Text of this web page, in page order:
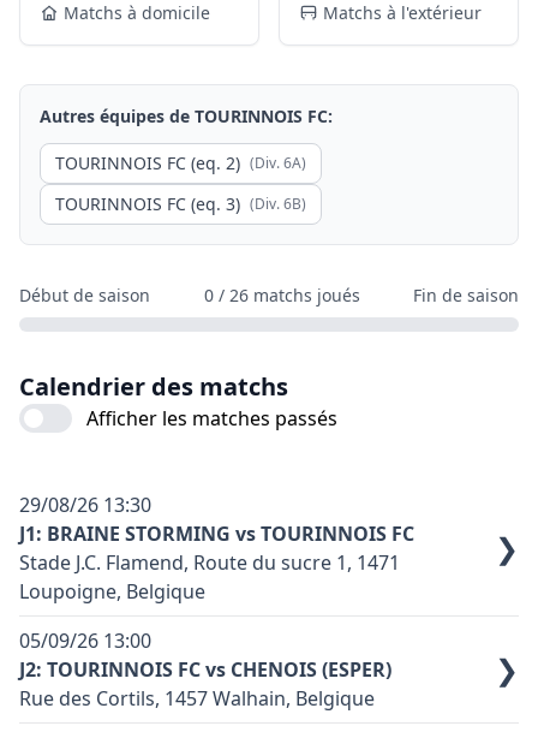
Matchs à domicile Matchs à l'extérieur
Autres équipes de TOURINNOIS FC:
TOURINNOIS FC (eq. 2) (Div.6A)
TOURINNOIS FC (eq. 3) (Div.6B)
Début de saison 0/ 26matchs joués Fin de saison
Calendrier des matchs
Afficher les matches passés
29/08/26 13:30
J1: BRAINE STORMING vs TOURINNOIS FC
Stade J.C. Flamend, Route du sucre 1, 1471
Loupoigne, Belgique
❯
Terrain synthétique: non
Code terrain: L01
Couleur principale équipe domicile: Bordeaux
05/09/26 13:00
J2: TOURINNOIS FC vs CHENOIS (ESPER)
Rue des Cortils, 1457 Walhain, Belgique
❯